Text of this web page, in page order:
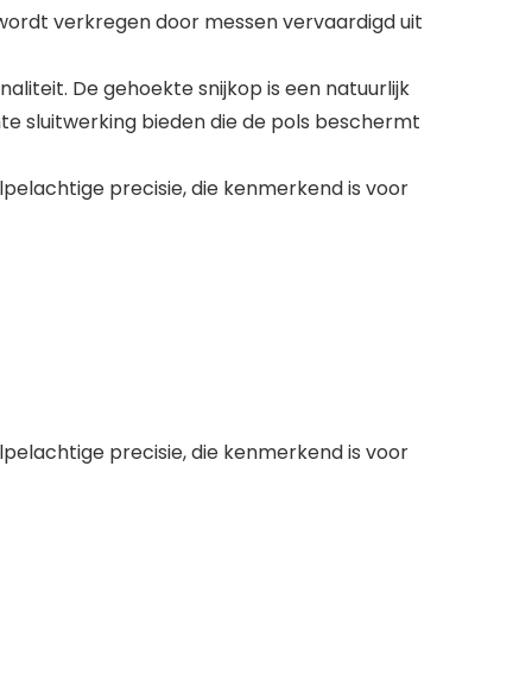
verkregen door messen vervaardigd uit
De gehoekte snijkop is een natuurlijk
sluitwerking bieden die de pols beschermt
precisie, die kenmerkend is voor
precisie, die kenmerkend is voor